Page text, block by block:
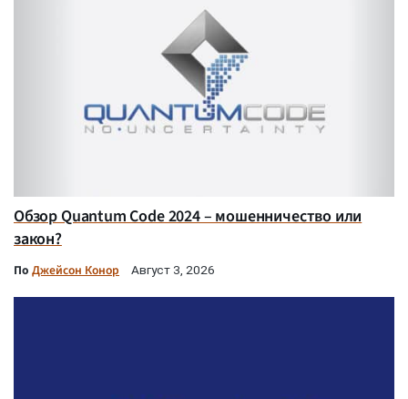
Обзор Quantum Code 2024 – мошенничество или
закон?
По Джейсон Конор Август 3, 2026